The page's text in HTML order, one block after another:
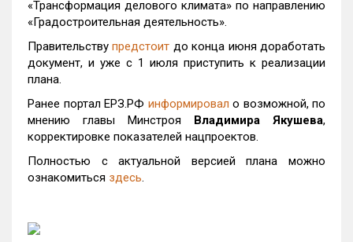
«Трансформация делового климата» по направлению
«Градостроительная деятельность».
Правительствупредстоит до конца июня доработать
документ, и уже с 1 июля приступить к реализации
плана.
Ранее портал ЕРЗ.РФ информировал о возможной, по
мнению главы Минстроя Владимира Якушева,
корректировке показателей нацпроектов.
Полностью с актуальной версией плана можно
ознакомиться здесь.